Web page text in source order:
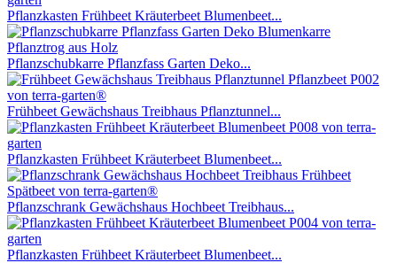
Pflanzkasten Frühbeet Kräuterbeet Blumenbeet...
Pflanzschubkarre Pflanzfass Garten Deko...
Frühbeet Gewächshaus Treibhaus Pflanztunnel...
Pflanzkasten Frühbeet Kräuterbeet Blumenbeet...
Pflanzschrank Gewächshaus Hochbeet Treibhaus...
Pflanzkasten Frühbeet Kräuterbeet Blumenbeet...